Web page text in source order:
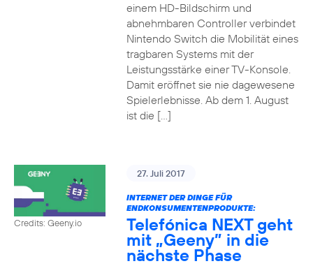
einem HD-Bildschirm und
abnehmbaren Controller verbindet
Nintendo Switch die Mobilität eines
tragbaren Systems mit der
Leistungsstärke einer TV-Konsole.
Damit eröffnet sie nie dagewesene
Spielerlebnisse. Ab dem 1. August
ist die […]
Credits: Geeny.io
27. Juli 2017
INTERNET DER DINGE FÜR
ENDKONSUMENTENPRODUKTE:
Telefónica NEXT geht
mit „Geeny” in die
nächste Phase